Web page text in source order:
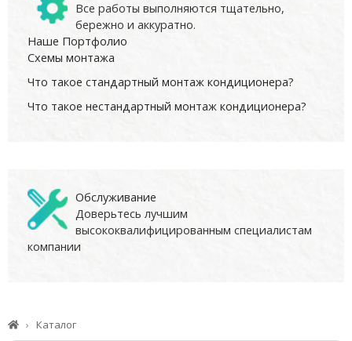
Все работы выполняются тщательно,
бережно и аккуратно.
Наше Портфолио
Схемы монтажа
Что такое стандартный монтаж кондиционера?
Что такое нестандартный монтаж кондиционера?
Обслуживание
Доверьтесь лучшим
высококвалифицированным специалистам
компании
Каталог